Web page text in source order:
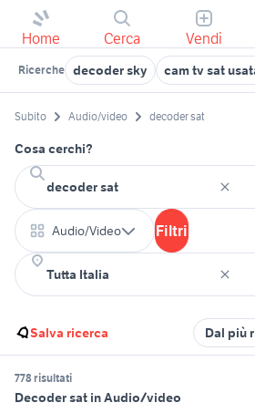
Home Cerca Vendi
Ricerche decoder sky cam tv sat
Subito Audio/video decoder sat
Cosa cerchi?
Audio/Video Filtri
Salva ricerca Dal più
778 risultati
Decoder sat in Audio/video